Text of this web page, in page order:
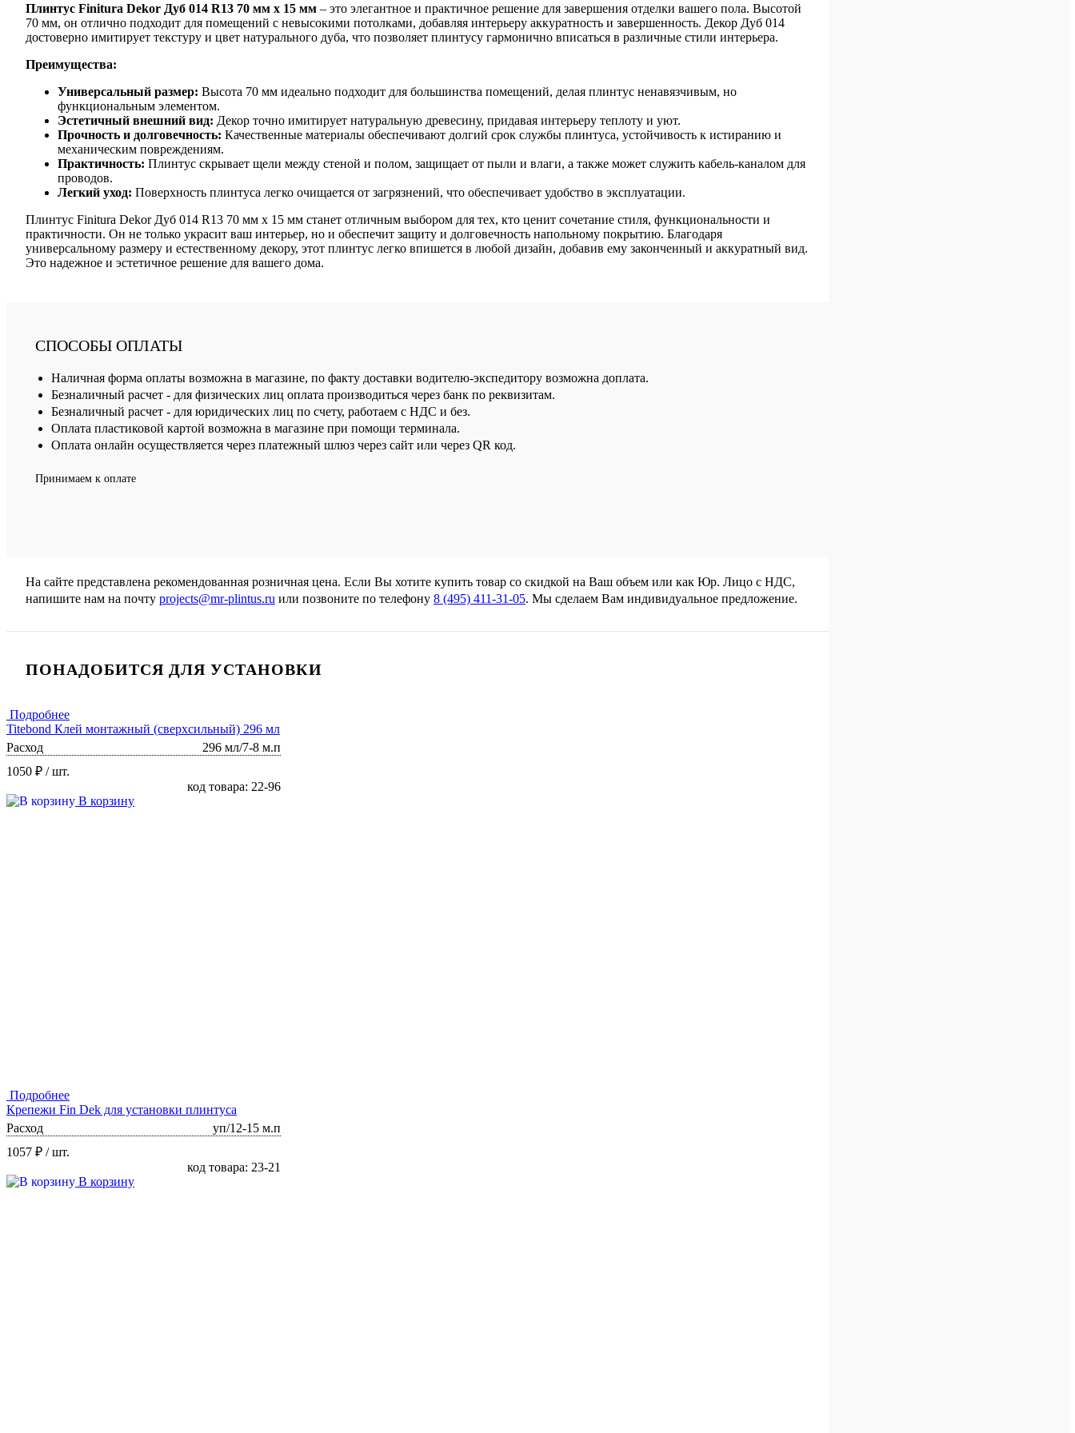
Плинтус Finitura Dekor Дуб 014 R13 70 мм х 15 мм – это элегантное и практичное решение для завершения отделки вашего пола. Высотой
70 мм, он отлично подходит для помещений с невысокими потолками, добавляя интерьеру аккуратность и завершенность. Декор Дуб 014
достоверно имитирует текстуру и цвет натурального дуба, что позволяет плинтусу гармонично вписаться в различные стили интерьера.
Преимущества:
Универсальный размер: Высота 70 мм идеально подходит для большинства помещений, делая плинтус ненавязчивым, но
функциональным элементом.
Эстетичный внешний вид: Декор точно имитирует натуральную древесину, придавая интерьеру теплоту и уют.
Прочность и долговечность: Качественные материалы обеспечивают долгий срок службы плинтуса, устойчивость к истиранию и
механическим повреждениям.
Практичность: Плинтус скрывает щели между стеной и полом, защищает от пыли и влаги, а также может служить кабель-каналом для
проводов.
Легкий уход: Поверхность плинтуса легко очищается от загрязнений, что обеспечивает удобство в эксплуатации.
Плинтус Finitura Dekor Дуб 014 R13 70 мм х 15 мм станет отличным выбором для тех, кто ценит сочетание стиля, функциональности и
практичности. Он не только украсит ваш интерьер, но и обеспечит защиту и долговечность напольному покрытию. Благодаря
универсальному размеру и естественному декору, этот плинтус легко впишется в любой дизайн, добавив ему законченный и аккуратный вид.
Это надежное и эстетичное решение для вашего дома.
СПОСОБЫ ОПЛАТЫ
Наличная форма оплаты возможна в магазине, по факту доставки водителю-экспедитору возможна доплата.
Безналичный расчет - для физических лиц оплата производиться через банк по реквизитам.
Безналичный расчет - для юридических лиц по счету, работаем с НДС и без.
Оплата пластиковой картой возможна в магазине при помощи терминала.
Оплата онлайн осуществляется через платежный шлюз через сайт или через QR код.
Принимаем к оплате
На сайте представлена рекомендованная розничная цена. Если Вы хотите купить товар со скидкой на Ваш объем или как Юр. Лицо с НДС,
напишите нам на почту projects@mr-plintus.ru или позвоните по телефону 8 (495) 411-31-05. Мы сделаем Вам индивидуальное предложение.
ПОНАДОБИТСЯ ДЛЯ УСТАНОВКИ
Подробнее
Titebond Клей монтажный (сверхсильный) 296 мл
Расход
296 мл/7-8 м.п
1050 ₽ / шт.
код товара: 22-96
В корзину
Подробнее
Крепежи Fin Dek для установки плинтуса
Расход
уп/12-15 м.п
1057 ₽ / шт.
код товара: 23-21
В корзину